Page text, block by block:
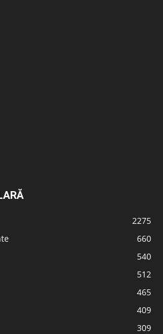
2275
660
540
512
465
409
309